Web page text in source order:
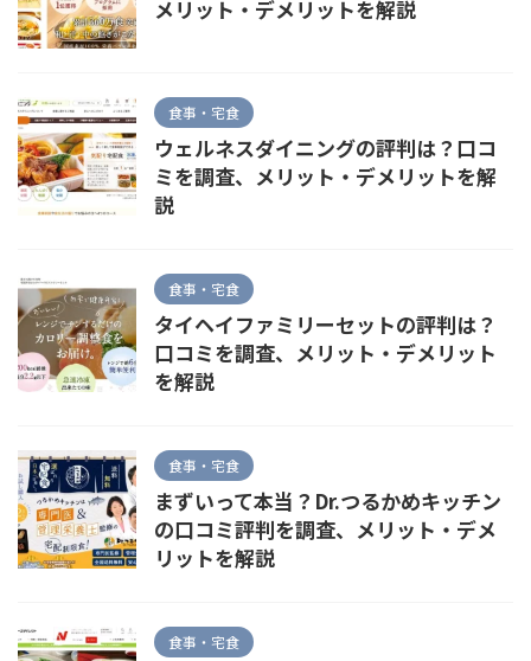
メリット・デメリットを解説
食事・宅食
ウェルネスダイニングの評判は？口コ
ミを調査、メリット・デメリットを解
説
食事・宅食
タイヘイファミリーセットの評判は？
口コミを調査、メリット・デメリット
を解説
食事・宅食
まずいって本当？Dr.つるかめキッチン
の口コミ評判を調査、メリット・デメ
リットを解説
食事・宅食